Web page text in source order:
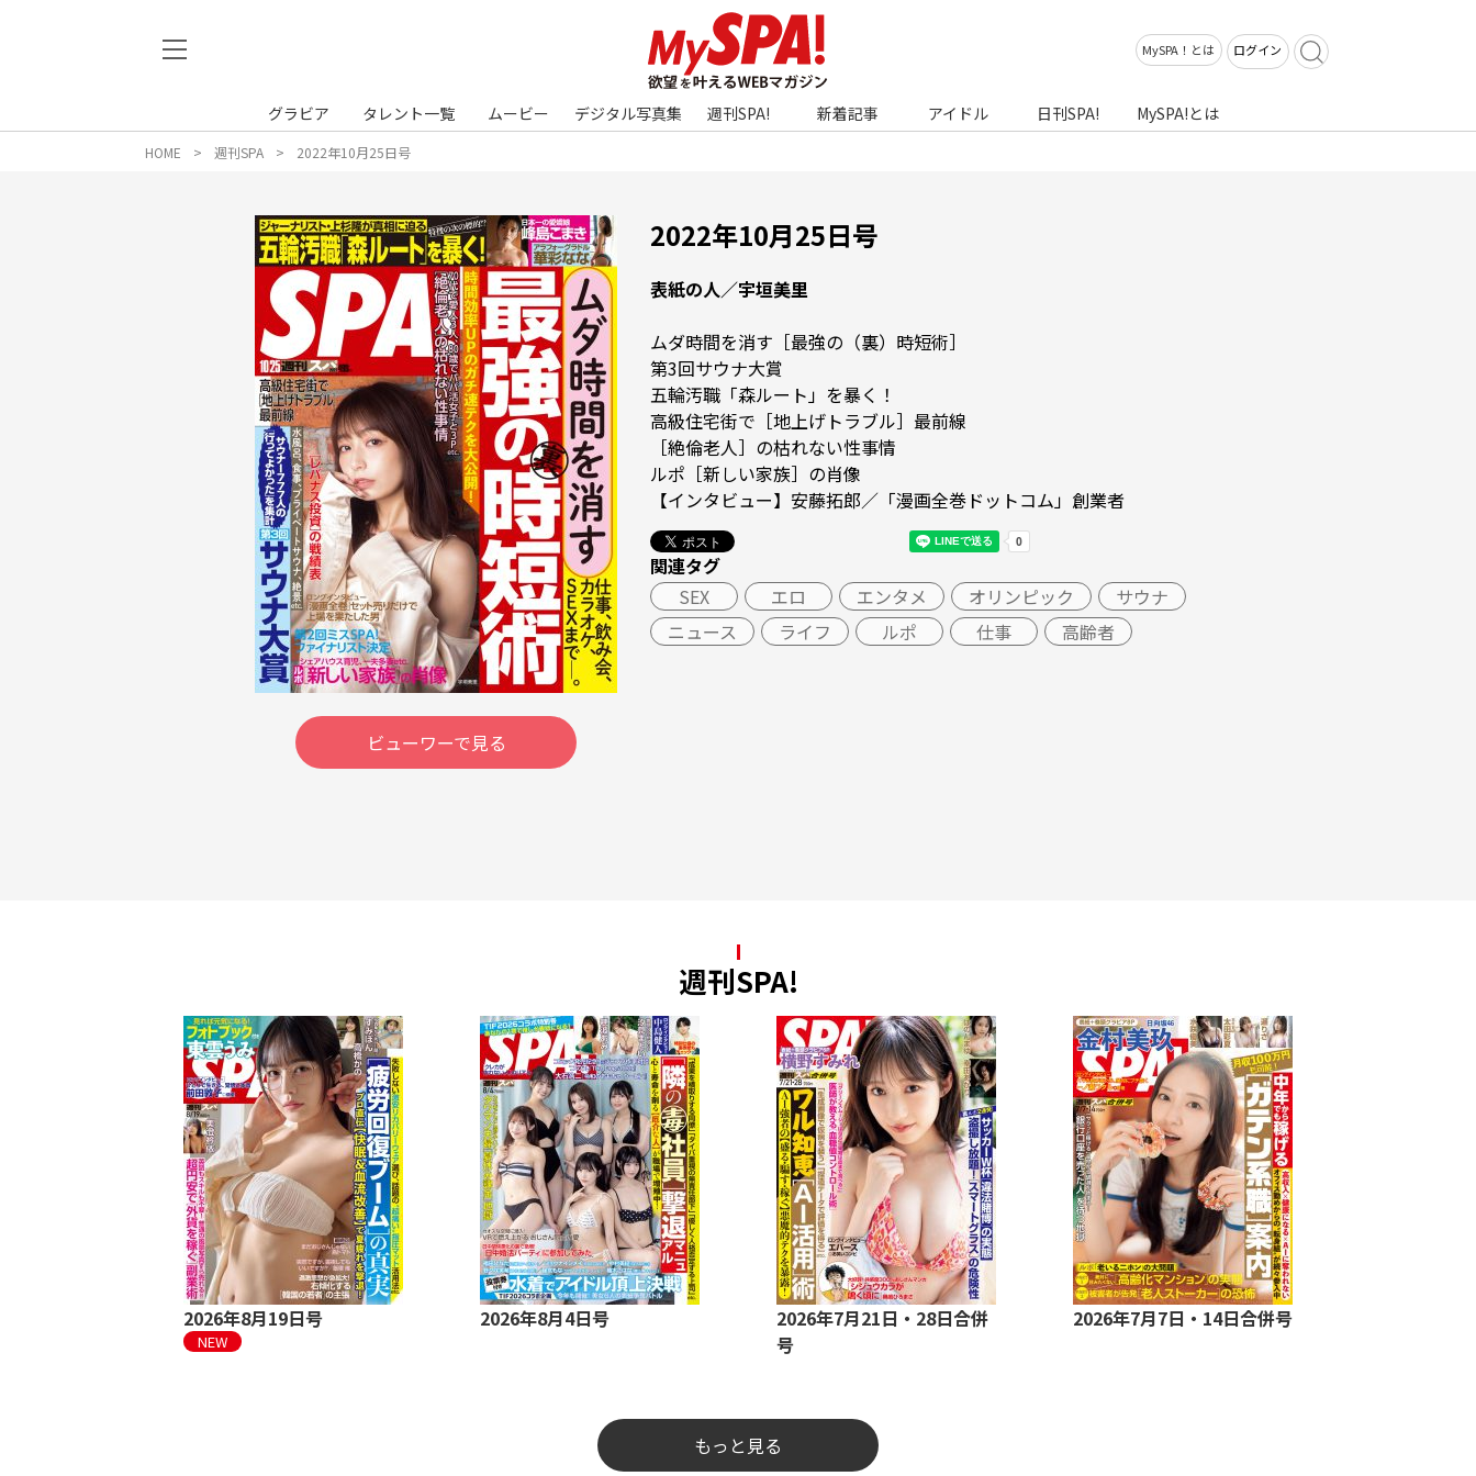
MySPA！とは ログイン
グラビア タレント一覧 ムービー デジタル写真集 週刊SPA! 新着記事 アイドル 日刊SPA! MySPA!とは
HOME 週刊SPA 2022年10月25日号
ビューワーで見る
2022年10月25日号
表紙の人／宇垣美里
ムダ時間を消す［最強の（裏）時短術］
第3回サウナ大賞
五輪汚職「森ルート」を暴く！
高級住宅街で［地上げトラブル］最前線
［絶倫老人］の枯れない性事情
ルポ［新しい家族］の肖像
【インタビュー】安藤拓郎／「漫画全巻ドットコム」創業者
関連タグ
SEX
エロ エンタメ オリンピック
サウナ
ニュース
ライフ ルポ 仕事 高齢者
週刊SPA!
2026年8月19日号 2026年8月4日号
2026年7月21日・28日合併
号
2026年7月7日・14日合併号
もっと見る